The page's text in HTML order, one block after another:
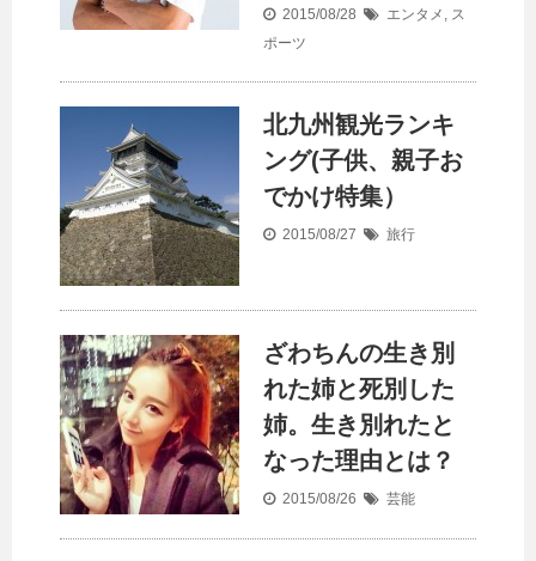
2015/08/28 エンタメ , ス
ポーツ
北九州観光ランキ
ング(子供、親子お
でかけ特集）
2015/08/27 旅行
ざわちんの生き別
れた姉と死別した
姉。生き別れたと
なった理由とは？
2015/08/26 芸能